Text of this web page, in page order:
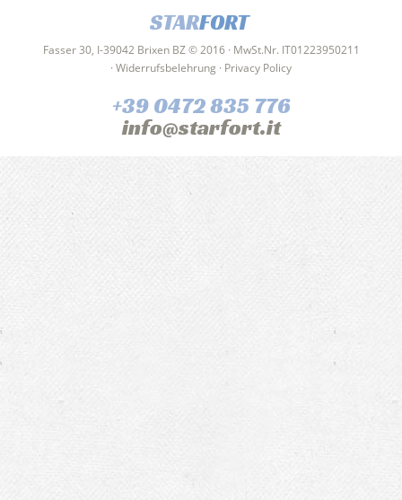
STARFORT
Fasser 30, I-39042 Brixen BZ © 2016 · MwSt.Nr. IT01223950211
· Widerrufsbelehrung · Privacy Policy
+39 0472 835 776
info@starfort.it